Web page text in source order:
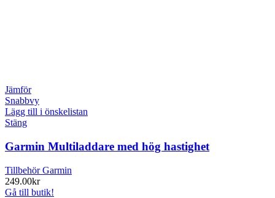
Jämför
Snabbvy
Lägg till i önskelistan
Stäng
Garmin Multiladdare med hög hastighet
Tillbehör Garmin
249.00kr
Gå till butik!